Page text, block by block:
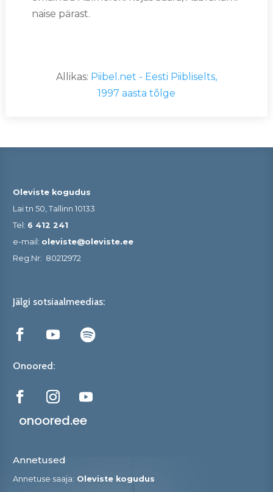
naise pärast.
Allikas: Piibel.net - Eesti Piibliselts,
1997 aasta tõlge
Oleviste kogudus
Lai tn 50, Tallinn 10133
Tel: 6 412 241
e-mail: oleviste@oleviste.ee
Reg.Nr: 80212972
Jälgi sotsiaalmeedias:
Onoored:
onoored.ee
Annetused
Annetuse saaja: Oleviste kogudus